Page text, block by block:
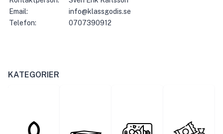
Email:
info@klassgodis.se
Telefon:
0707390912
KATEGORIER